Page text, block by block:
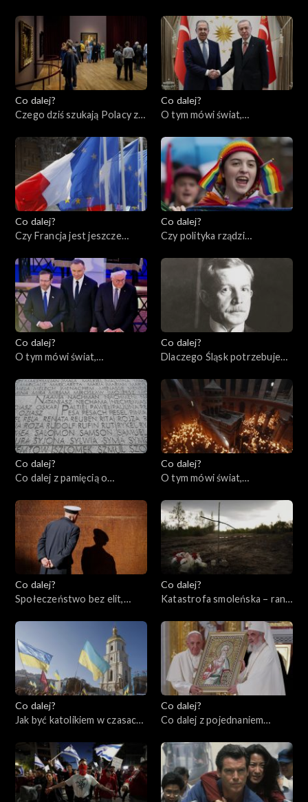
Co dalej?
Czego dziś szukają Polacy za
Co dalej?
O tym mówi świat,
Co dalej?
Czy Francja jest jeszcze
Co dalej?
Czy polityka rządzi
Co dalej?
O tym mówi świat,
Co dalej?
Dlaczego Śląsk potrzebuje
Co dalej?
Co dalej z pamięcią o
powstania w getcie
warszawskim, 18.04.2023
Co dalej?
O tym mówi świat,
Co dalej?
Społeczeństwo bez elit,
Co dalej?
Katastrofa smoleńska – rana
11.04.2023
Co dalej?
Jak być katolikiem w czasach
Co dalej?
Co dalej z pojednaniem
04.04.2023